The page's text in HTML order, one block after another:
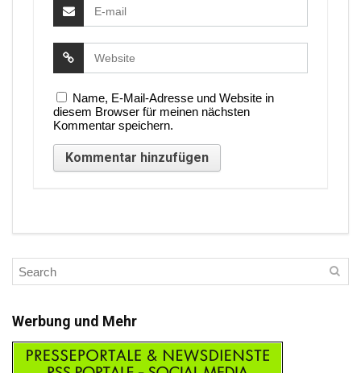
Name, E-Mail-Adresse und Website in
diesem Browser für meinen nächsten
Kommentar speichern.
Werbung und Mehr